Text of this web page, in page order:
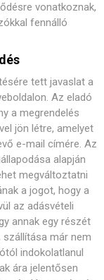
vonatkoznak,
fennálló
tett javaslat a
Az eladó
a megrendelés
jön létre, amelyet
e-mail címére. Az
alapján
megváltoztatni
a jogot, hogy a
az adásvételi
annak egy részét
szállítása már nem
indokolatlanul
ára jelentősen